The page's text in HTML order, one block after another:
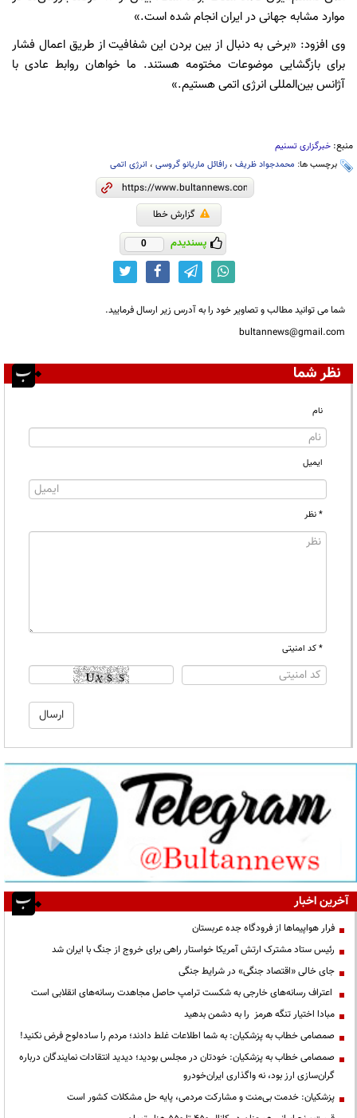
موارد مشابه جهانی در ایران انجام شده است.»
وی افزود: «برخی به دنبال از بین بردن این شفافیت از طریق اعمال فشار
برای بازگشایی موضوعات مختومه هستند. ما خواهان روابط عادی با
آژانس بین‌المللی انرژی اتمی هستیم.»
منبع: خبرگزاری تسنیم
برچسب ها: محمدجواد ظریف ، رافائل ماریانو گروسی ، انرژی اتمی
گزارش خطا
پسندیدم 0
شما می توانید مطالب و تصاویر خود را به آدرس زیر ارسال فرمایید.
bultannews@gmail.com
نظر شما
نام
ایمیل
* نظر
* کد امنیتی
آخرین اخبار
فرار هواپیماها از فرودگاه جده عربستان
رئیس ستاد مشترک ارتش آمریکا خواستار راهی برای خروج از جنگ با ایران شد
جای خالی «اقتصاد جنگی» در شرایط جنگی
اعتراف رسانه‌های خارجی به شکست ترامپ حاصل مجاهدت رسانه‌های انقلابی است
مبادا اختیار تنگه هرمز را به دشمن بدهید
صمصامی خطاب به پزشکیان: به شما اطلاعات غلط دادند؛ مردم را ساده‌لوح فرض نکنید!
صمصامی خطاب به پزشکیان: خودتان در مجلس بودید؛ دیدید انتقادات نمایندگان درباره
گران‌سازی ارز بود، نه واگذاری ایران‌خودرو
پزشکیان: خدمت بی‌منت و مشارکت مردمی، پایه حل مشکلات کشور است